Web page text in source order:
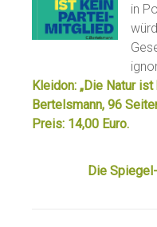
in
Kleidon: „Die Natur
Bertelsmann, 96
Preis: 14,00 Euro.
Die